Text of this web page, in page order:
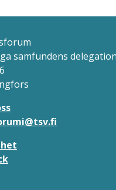
samfundens delegation